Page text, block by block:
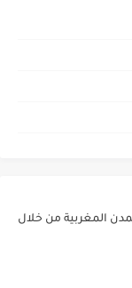
المغربية من خلال